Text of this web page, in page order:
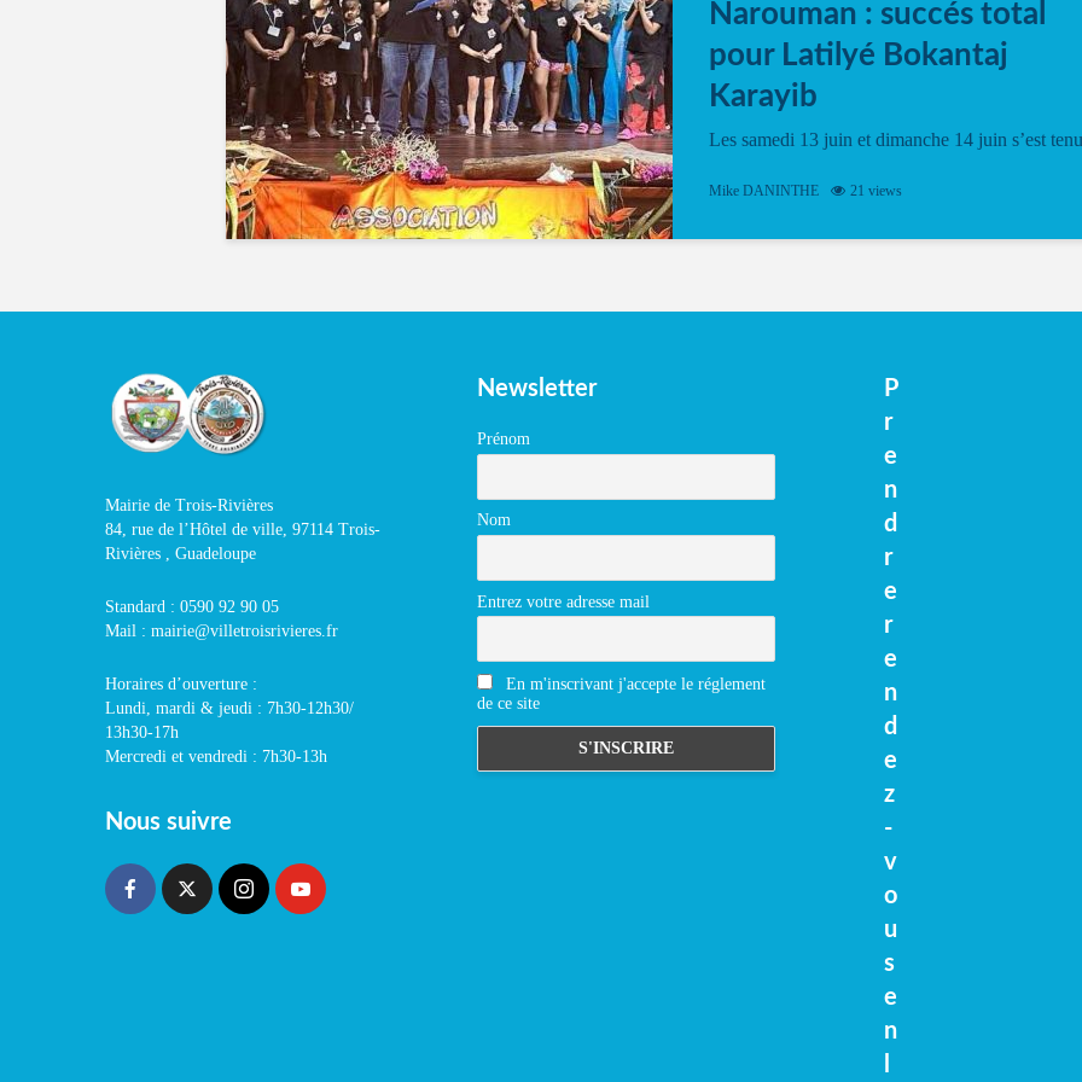
Narouman : succés total
pour Latilyé Bokantaj
Karayib
Les samedi 13 juin et dimanche 14 juin s’est tenu
vibrant à Pierrot Narouman, organisé par
spectacle de fin d’année, présenté à la salle...
Mike DANINTHE 21 views
Mairie de Trois-Rivières
84, rue de l’Hôtel de ville, 97114 Trois-
Rivières , Guadeloupe
Standard : 0590 92 90 05
Mail : mairie@villetroisrivieres.fr
Horaires d’ouverture :
Lundi, mardi & jeudi : 7h30-12h30/
13h30-17h
Mercredi et vendredi : 7h30-13h
Nous suivre
Newsletter
Prénom
Nom
Entrez votre adresse mail
En m'inscrivant j'accepte le réglement
de ce site
P
r
e
n
d
r
e
r
e
n
d
e
z
-
v
o
u
s
e
n